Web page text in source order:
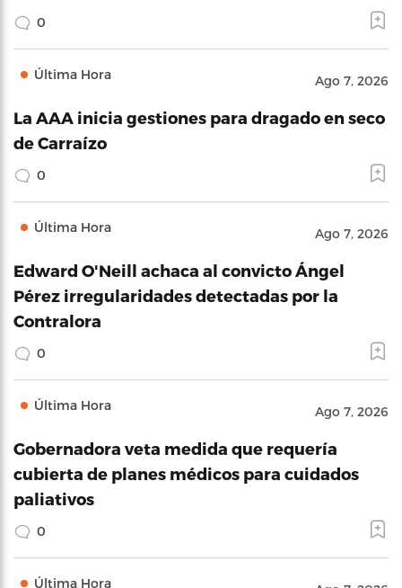
0
Última Hora Ago 7, 2026
La AAA inicia gestiones para dragado en seco
de Carraízo
0
Última Hora Ago 7, 2026
Edward O'Neill achaca al convicto Ángel
Pérez irregularidades detectadas por la
Contralora
0
Última Hora Ago 7, 2026
Gobernadora veta medida que requería
cubierta de planes médicos para cuidados
paliativos
0
Última Hora